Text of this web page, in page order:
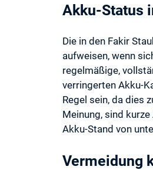
Akku-Status
Die in den Fakir
aufweisen, wenn
regelmäßige,
verringerten Akku-
Regel sein, da dies
Meinung, sind
Akku-Stand von
Vermeidung